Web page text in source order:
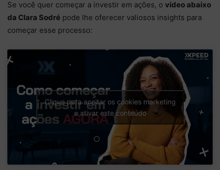
Se você quer começar a investir em ações, o vídeo abaixo
da Clara Sodré pode lhe oferecer valiosos insights para
começar esse processo:
Clique para aceitar os cookies marketing
e ativar este conteúdo